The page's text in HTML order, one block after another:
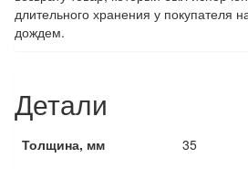
длительного хранения у покупателя
дождем.
Детали
Толщина, мм 35